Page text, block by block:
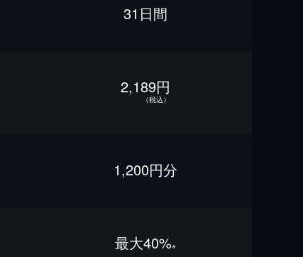
31日間
2,189円
（税込）
1,200円分
最⼤40%※